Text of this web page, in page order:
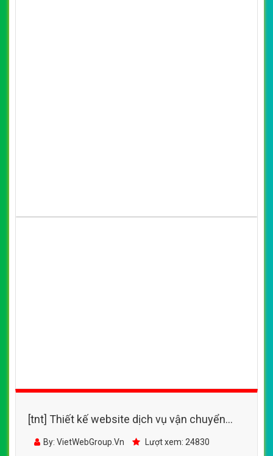
[tnt] Thiết kế website dịch vụ vận chuyển
hàng hóa, vận tải đường dài Đường Việt
By: VietWebGroup.Vn Lượt xem: 24830